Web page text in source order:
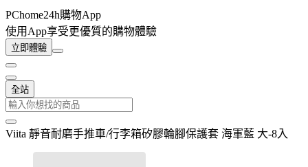
PChome24h購物App
使用App享受更優質的購物體驗
立即體驗
全站
Viita 靜音耐磨手推車/行李箱矽膠輪腳保護套 海軍藍 大-8入